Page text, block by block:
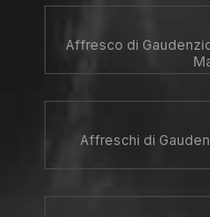
Affresco di
Affreschi di